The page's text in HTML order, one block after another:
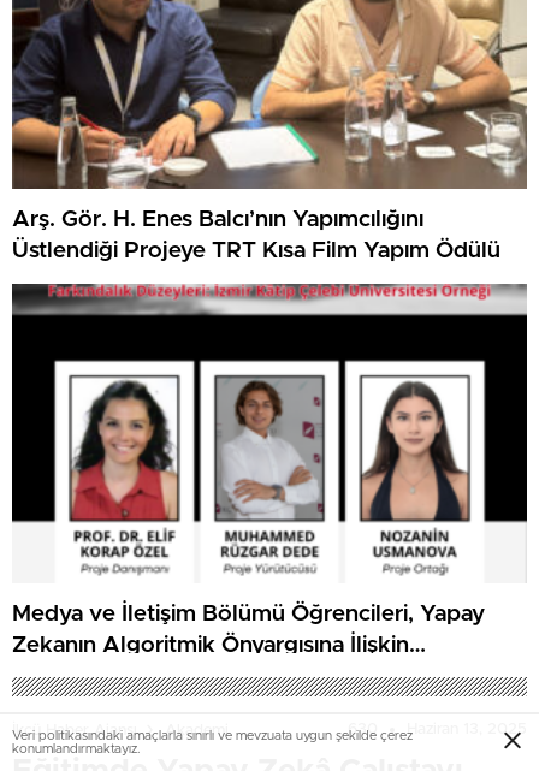
Arş. Gör. H. Enes Balcı’nın Yapımcılığını
Üstlendiği Projeye TRT Kısa Film Yapım Ödülü
Medya ve İletişim Bölümü Öğrencileri, Yapay
Zekanın Algoritmik Önyargısına İlişkin
Farkındalık Düzeylerini Araştıracak
İkçü Haber Ajansı Akademi 630 Haziran 13, 2025
Veri politikasındaki amaçlarla sınırlı ve mevzuata uygun şekilde çerez
konumlandırmaktayız.